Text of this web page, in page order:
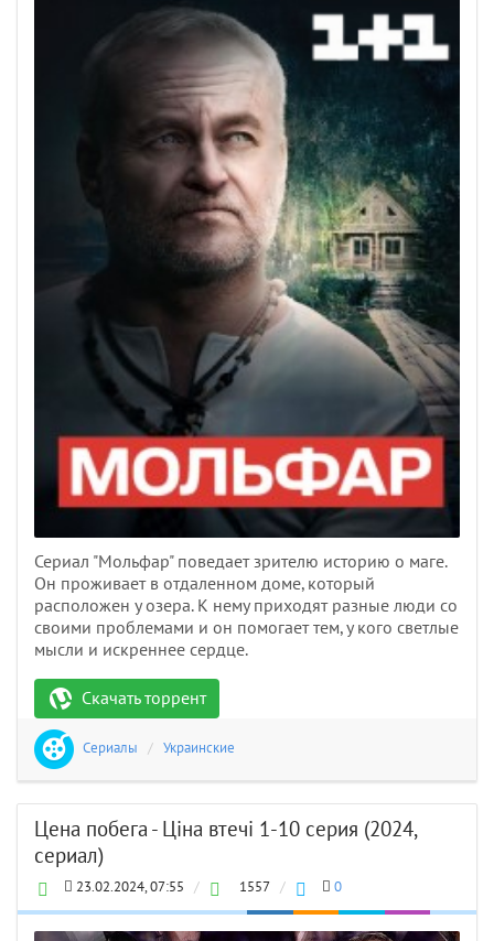
Сериал "Мольфар" поведает зрителю историю о маге.
Он проживает в отдаленном доме, который
расположен у озера. К нему приходят разные люди со
своими проблемами и он помогает тем, у кого светлые
мысли и искреннее сердце.
Скачать торрент
Сериалы / Украинские
Цена побега - Ціна втечі 1-10 серия (2024,
сериал)
23.02.2024, 07:55 / 1557 / 0